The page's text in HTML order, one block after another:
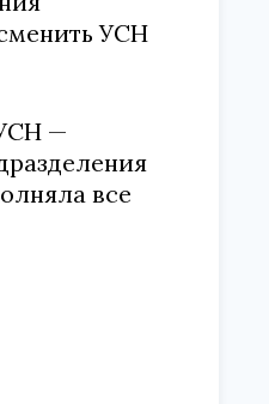
УСН
—
все